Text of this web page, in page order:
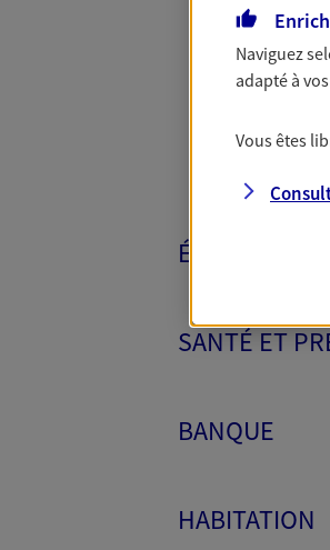
ÉPARGNE ET
SANTÉ ET
BANQUE
HABITATION
Naviguez
adapté à
Vous êtes